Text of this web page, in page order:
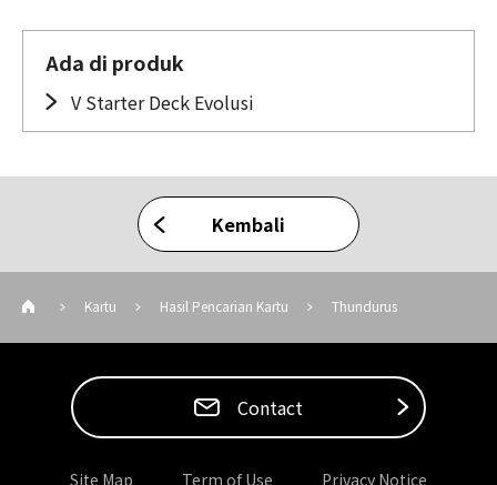
Ada di produk
V Starter Deck Evolusi
Kembali
Kartu Hasil Pencarian Kartu Thundurus
Contact
Site Map Term of Use Privacy Notice